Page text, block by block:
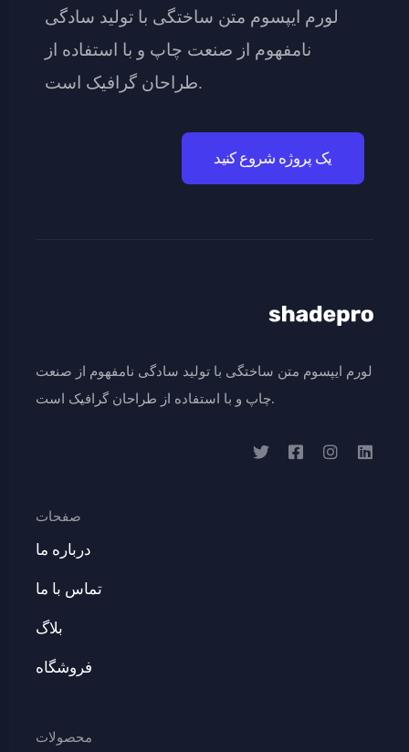
لورم ایپسوم متن ساختگی با تولید سادگی
نامفهوم از صنعت چاپ و با استفاده از
طراحان گرافیک است.
یک پروژه شروع کنید
لورم ایپسوم متن ساختگی با تولید سادگی نامفهوم از صنعت
چاپ و با استفاده از طراحان گرافیک است.
صفحات
درباره ما
تماس با ما
بلاگ
فروشگاه
محصولات